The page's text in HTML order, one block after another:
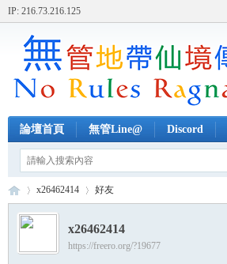
IP: 216.73.216.125
論壇首頁 無管Line@ Discord
›
x26462414 好友
x26462414
https://freero.org/?19677